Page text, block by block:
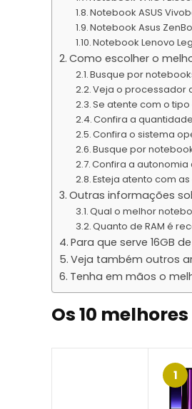
Notebook ASUS
Notebook Asus
Notebook Lenovo
Como escolher o
Busque por
Veja o processador
Se atente com o
Confira a
Confira o sistema
Busque por
Confira a
Esteja atento com
Outras informações
Qual o melhor
Quanto de RAM é
Para que serve 16GB de
Veja também outros
Tenha em mãos o
Os 10
1